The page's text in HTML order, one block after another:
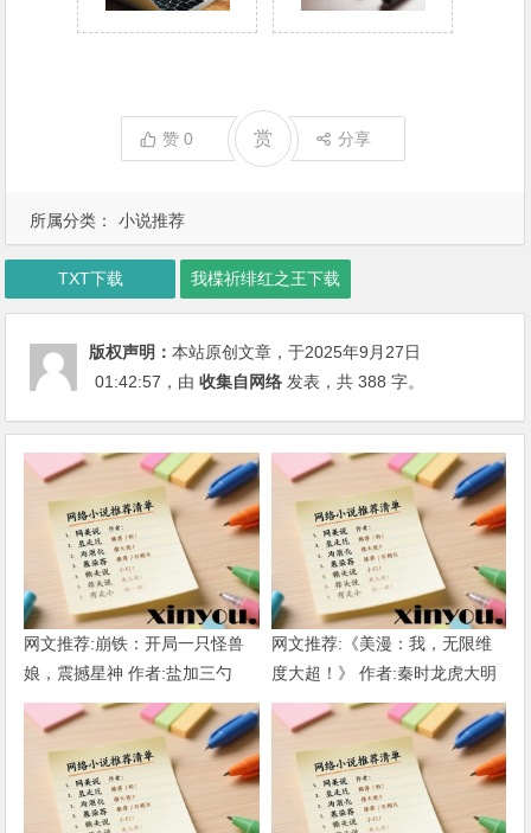
所属分类： 小说推荐
赞0 赏 分享
TXT下载 我楪祈绯红之王下载
版权声明：本站原创文章，于2025年9月27日
01:42:57 ，由收集自网络 发表，共 388 字。
网文推荐:崩铁：开局一只怪兽
娘，震撼星神 作者:盐加三勺
（1-218）TXT下载
网文推荐:《美漫：我，无限维
度大超！》 作者:秦时龙虎大明
1-802章 TXT下载